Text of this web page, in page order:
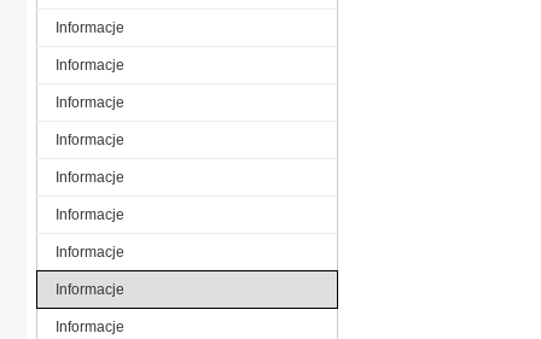
Informacje
Informacje
Informacje
Informacje
Informacje
Informacje
Informacje
Informacje
Informacje